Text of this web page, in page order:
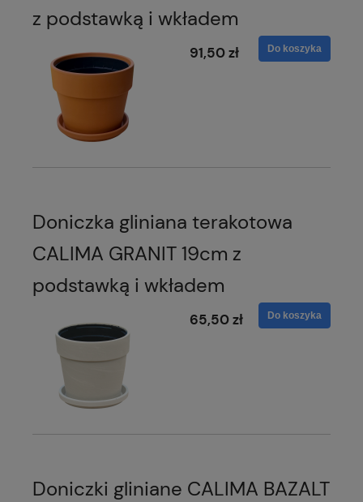
z podstawką i wkładem
91,50 zł Do koszyka
Doniczka gliniana terakotowa
CALIMA GRANIT 19cm z
podstawką i wkładem
65,50 zł Do koszyka
Doniczki gliniane CALIMA BAZALT